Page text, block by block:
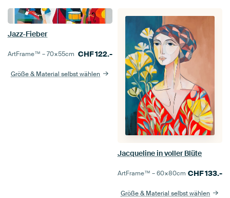
Jazz-Fieber
ArtFrame™ –70×55cm CHF122.-
Größe & Material selbst wählen
Jacqueline in voller Blüte
ArtFrame™ –60×80cm CHF133.-
Größe & Material selbst wählen